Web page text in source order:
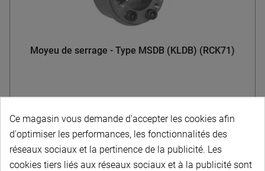
Moyeu de serrage - Type MSDB (KLDB) (RCK71)
11,30 € HT - 13,56 € TTC
Choisir dans la liste
Ce magasin vous demande d'accepter les cookies afin
d'optimiser les performances, les fonctionnalités des
réseaux sociaux et la pertinence de la publicité. Les
cookies tiers liés aux réseaux sociaux et à la publicité sont